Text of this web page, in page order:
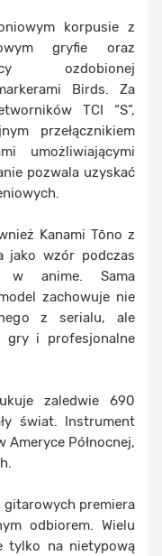
korpusie z
gryfie oraz
ozdobionej
Birds. Za
TCI “S”,
przełącznikiem
umożliwiającymi
pozwala uzyskać
Kanami Tōno z
jako wzór podczas
w anime. Sama
zachowuje nie
z serialu, ale
gry i profesjonalne
zaledwie 690
świat. Instrument
Ameryce Północnej,
gitarowych premiera
odbiorem. Wielu
tylko na nietypową